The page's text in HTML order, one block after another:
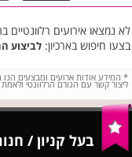
לא נמצאו אירועים רלוונטיים
בצעו חיפוש בארכיון: לביצוע
* המידע אודות ארועים ומבצעים הנו
ליצור קשר עם הגורם הרלוונטי
בעל קניון /